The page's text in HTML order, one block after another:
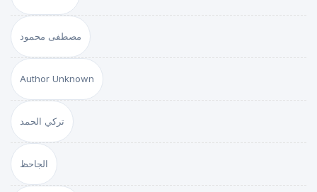
مصطفى محمود
Author Unknown
تركي الحمد
الجاحظ